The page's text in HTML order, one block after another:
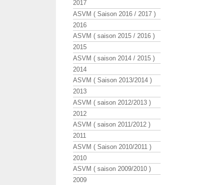
2017
ASVM ( Saison 2016 / 2017 )
2016
ASVM ( saison 2015 / 2016 )
2015
ASVM ( saison 2014 / 2015 )
2014
ASVM ( Saison 2013/2014 )
2013
ASVM ( saison 2012/2013 )
2012
ASVM ( saison 2011/2012 )
2011
ASVM ( Saison 2010/2011 )
2010
ASVM ( saison 2009/2010 )
2009